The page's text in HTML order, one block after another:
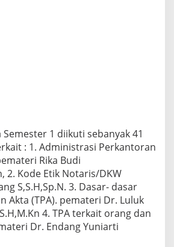
1 diikuti sebanyak 41
: 1. Administrasi Perkantoran
Rika Budi
2. Kode Etik Notaris/DKW
S,S.H,Sp.N. 3. Dasar- dasar
Akta (TPA). pemateri Dr. Luluk
4. TPA terkait orang dan
Dr. Endang Yuniarti